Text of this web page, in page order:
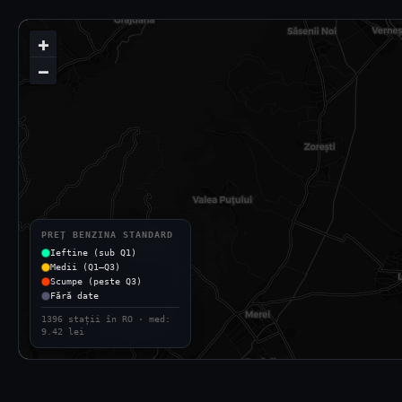
+
−
PREȚ BENZINA STANDARD
Ieftine (sub Q1)
Medii (Q1–Q3)
Scumpe (peste Q3)
Fără date
1396 stații în RO · med:
9.42 lei